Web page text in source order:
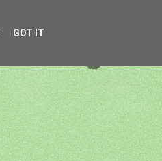
GOT IT